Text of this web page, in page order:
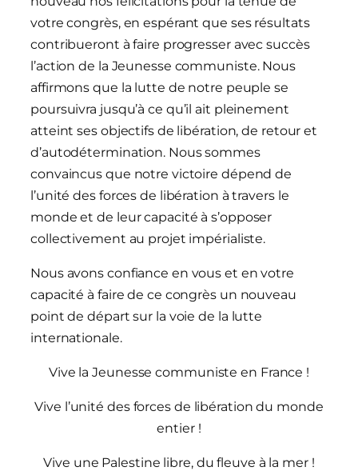
votre congrès, en espérant que ses résultats
contribueront à faire progresser avec succès
l’action de la Jeunesse communiste. Nous
affirmons que la lutte de notre peuple se
poursuivra jusqu’à ce qu’il ait pleinement
atteint ses objectifs de libération, de retour et
d’autodétermination. Nous sommes
convaincus que notre victoire dépend de
l’unité des forces de libération à travers le
monde et de leur capacité à s’opposer
collectivement au projet impérialiste.
Nous avons confiance en vous et en votre
capacité à faire de ce congrès un nouveau
point de départ sur la voie de la lutte
internationale.
Vive la Jeunesse communiste en France !
Vive l’unité des forces de libération du monde
entier !
Vive une Palestine libre, du fleuve à la mer !